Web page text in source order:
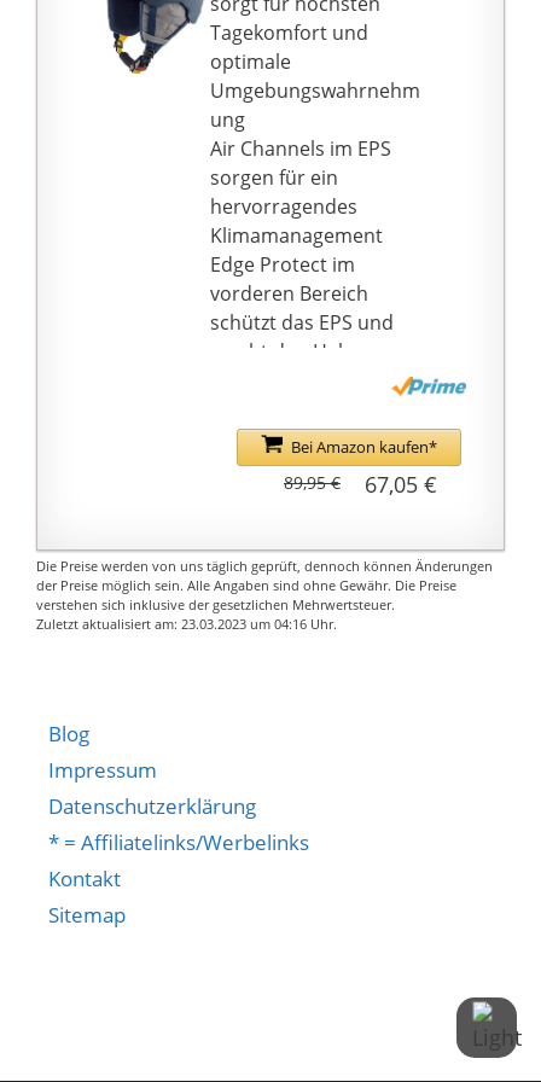
Technologie-Sanitized /
Perfekt abgestimmt /
Angenehm anfühlen /
Reflektierendes Logo
auf der Vorderseite /
Universalgröße
Tagekomfort und
optimale
Umgebungswahrnehm
ung
Air Channels im EPS
sorgen für ein
hervorragendes
Klimamanagement
Edge Protect im
vorderen Bereich
schützt das EPS und
macht den Helm
Größeneinstellung
durch ein flexibles
Anpassungsystem mit
Drehrad aus einem
Zweikomponentenmix
und zwei großen,
Hygienefaktor
Bei Amazon kaufen*
67,05 €
89,95 €
Die Preise werden von uns täglich geprüft, dennoch können Änderungen
der Preise möglich sein. Alle Angaben sind ohne Gewähr. Die Preise
verstehen sich inklusive der gesetzlichen Mehrwertsteuer.
Zuletzt aktualisiert am: 23.03.2023 um 04:16 Uhr.
Blog
Impressum
Datenschutzerklärung
* = Affiliatelinks/Werbelinks
Kontakt
Sitemap